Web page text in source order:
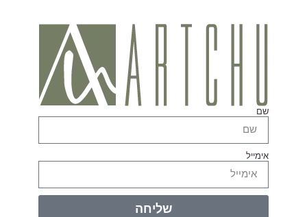
שם
אימייל
שליחה